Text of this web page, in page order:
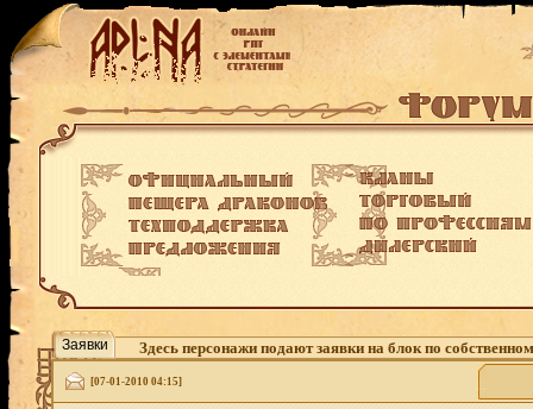
Заявки Здесь персонажи подают заявки на блок по
[07-01-2010 04:15]